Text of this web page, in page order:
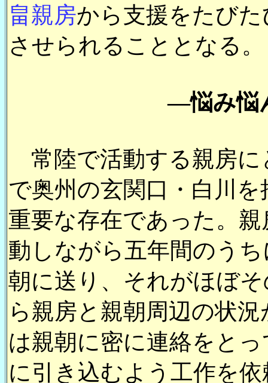
畠親房から支援をたび
させられることとなる。
―悩み悩
常陸で活動する親房に
で奥州の玄関口・白川
重要な存在であった。
動しながら五年間のう
朝に送り、それがほぼ
ら親房と親朝周辺の状
は親朝に密に連絡をと
に引き込むよう工作を